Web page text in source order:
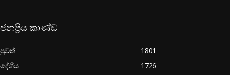
ජනප්‍රිය කාණ්ඩ
පුවත්
1801
දේශීය
1726